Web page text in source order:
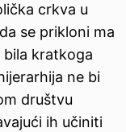
crkva u
se prikloni ma
kratkoga
ne bi
društvu
ih učiniti